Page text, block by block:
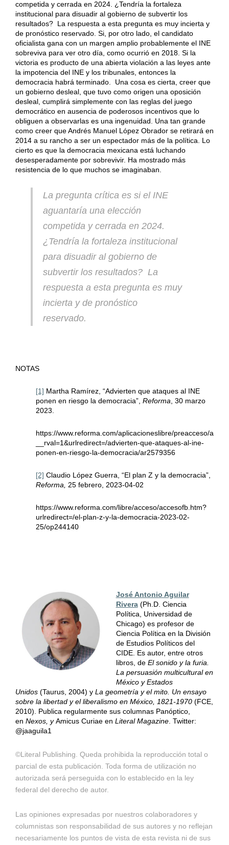
competida y cerrada en 2024. ¿Tendría la fortaleza
institucional para disuadir al gobierno de subvertir los
resultados? La respuesta a esta pregunta es muy incierta y
de pronóstico reservado. Si, por otro lado, el candidato
oficialista gana con un margen amplio probablemente el INE
sobreviva para ver otro día, como ocurrió en 2018. Si la
victoria es producto de una abierta violación a las leyes ante
la impotencia del INE y los tribunales, entonces la
democracia habrá terminado. Una cosa es cierta, creer que
un gobierno desleal, que tuvo como origen una oposición
desleal, cumplirá simplemente con las reglas del juego
democrático en ausencia de poderosos incentivos que lo
obliguen a observarlas es una ingenuidad. Una tan grande
como creer que Andrés Manuel López Obrador se retirará en
2014 a su rancho a ser un espectador más de la política. Lo
cierto es que la democracia mexicana está luchando
desesperadamente por sobrevivir. Ha mostrado más
resistencia de lo que muchos se imaginaban.
La pregunta crítica es si el INE
aguantaría una elección
competida y cerrada en 2024.
¿Tendría la fortaleza institucional
para disuadir al gobierno de
subvertir los resultados? La
respuesta a esta pregunta es muy
incierta y de pronóstico
reservado.
NOTAS
[1] Martha Ramírez, “Advierten que ataques al INE
ponen en riesgo la democracia”, Reforma, 30 marzo
2023.
https://www.reforma.com/aplicacioneslibre/preacceso/
__rval=1&urlredirect=/advierten-que-ataques-al-ine-
ponen-en-riesgo-la-democracia/ar2579356
[2] Claudio López Guerra, “El plan Z y la democracia”,
Reforma, 25 febrero, 2023-04-02
https://www.reforma.com/libre/acceso/accesofb.htm?
urlredirect=/el-plan-z-y-la-democracia-2023-02-
25/op244140
José Antonio Aguilar
Rivera(Ph.D. Ciencia
Política, Universidad de
Chicago) es profesor de
Ciencia Política en la División
de Estudios Políticos del
CIDE. Es autor, entre otros
libros, de El sonido y la furia.
La persuasión multicultural en
México y Estados
Unidos(Taurus, 2004) y La geometría y el mito. Un ensayo
sobre la libertad y el liberalismo en México, 1821-1970(FCE,
2010). Publica regularmente sus columnas Panóptico,
en Nexos, yAmicus Curiae en Literal Magazine. Twitter:
@jaaguila1
©Literal Publishing. Queda prohibida la reproducción total o
parcial de esta publicación. Toda forma de utilización no
autorizada será perseguida con lo establecido en la ley
federal del derecho de autor.
Las opiniones expresadas por nuestros colaboradores y
columnistas son responsabilidad de sus autores y no reflejan
necesariamente los puntos de vista de esta revista ni de sus